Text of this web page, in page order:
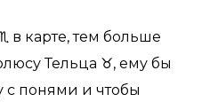
в карте, тем больше
Тельца ♉, ему бы
с понями и чтобы